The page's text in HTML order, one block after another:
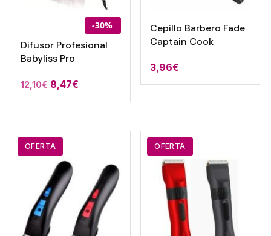
-30%
Difusor Profesional
Babyliss Pro
12,10€ El
precio
era:
12,10€.
8,47€El
precio
es:
Cepillo Barbero Fade
Captain Cook
3,96€
OFERTA OFERTA